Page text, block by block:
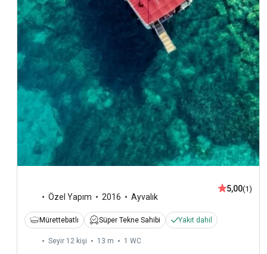
Özel Yapım 2016 Ayvalık
5,00(1)
Mürettebatlı Süper Tekne Sahibi Yakıt dahil
Seyir 12 kişi 13 m 1 WC